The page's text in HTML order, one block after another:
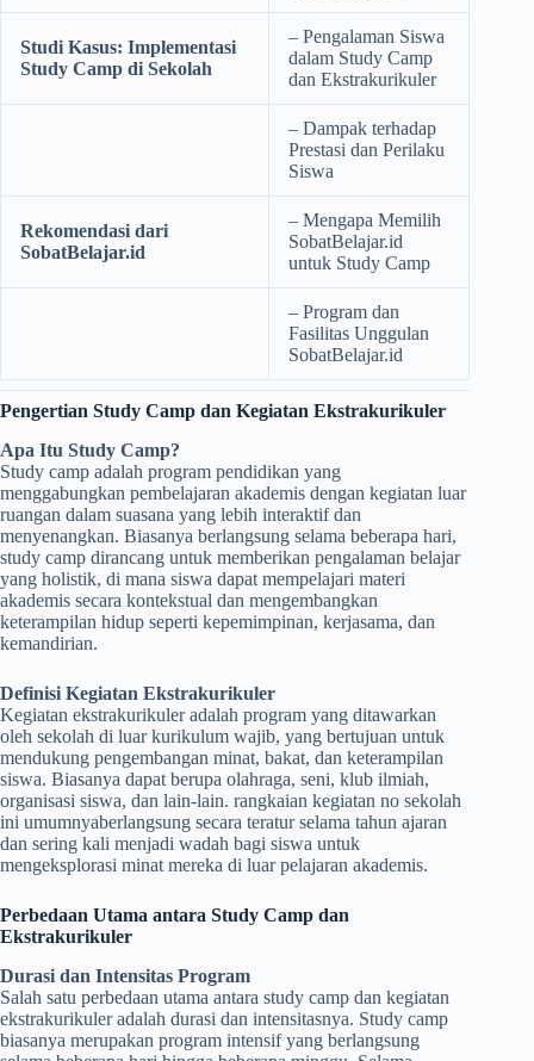
Studi Kasus: Implementasi
Study Camp di Sekolah
– Pengalaman Siswa
dalam Study Camp
dan Ekstrakurikuler
– Dampak terhadap
Prestasi dan Perilaku
Siswa
Rekomendasi dari
SobatBelajar.id
– Mengapa Memilih
SobatBelajar.id
untuk Study Camp
– Program dan
Fasilitas Unggulan
SobatBelajar.id
Pengertian Study Camp dan Kegiatan Ekstrakurikuler
Apa Itu Study Camp?
Study camp adalah program pendidikan yang
menggabungkan pembelajaran akademis dengan kegiatan luar
ruangan dalam suasana yang lebih interaktif dan
menyenangkan. Biasanya berlangsung selama beberapa hari,
study camp dirancang untuk memberikan pengalaman belajar
yang holistik, di mana siswa dapat mempelajari materi
akademis secara kontekstual dan mengembangkan
keterampilan hidup seperti kepemimpinan, kerjasama, dan
kemandirian.
Definisi Kegiatan Ekstrakurikuler
Kegiatan ekstrakurikuler adalah program yang ditawarkan
oleh sekolah di luar kurikulum wajib, yang bertujuan untuk
mendukung pengembangan minat, bakat, dan keterampilan
siswa. Biasanya dapat berupa olahraga, seni, klub ilmiah,
organisasi siswa, dan lain-lain. rangkaian kegiatan no sekolah
ini umumnyaberlangsung secara teratur selama tahun ajaran
dan sering kali menjadi wadah bagi siswa untuk
mengeksplorasi minat mereka di luar pelajaran akademis.
Perbedaan Utama antara Study Camp dan
Ekstrakurikuler
Durasi dan Intensitas Program
Salah satu perbedaan utama antara study camp dan kegiatan
ekstrakurikuler adalah durasi dan intensitasnya. Study camp
biasanya merupakan program intensif yang berlangsung